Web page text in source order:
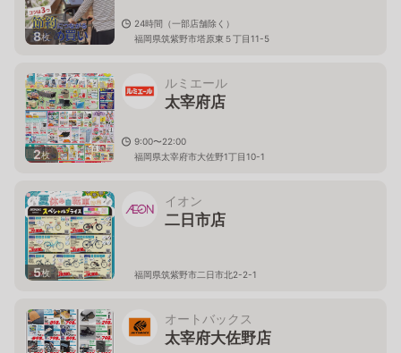
8枚
24時間（一部店舗除く）
福岡県筑紫野市塔原東５丁目11-5
2枚
ルミエール
太宰府店
9:00〜22:00
福岡県太宰府市大佐野1丁目10-1
5枚
イオン
二日市店
福岡県筑紫野市二日市北2-2-1
オートバックス
太宰府大佐野店